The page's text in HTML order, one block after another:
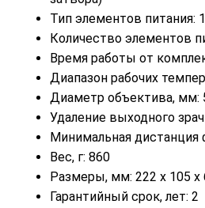
Тип элементов питания:
Количество элементов
Время работы от
Диапазон рабочих
Диаметр объектива, мм:
Удаление выходного
Минимальная дистанция
Вес, г: 860
Размеры, мм: 222 х 105 х
Гарантийный срок, лет: 2